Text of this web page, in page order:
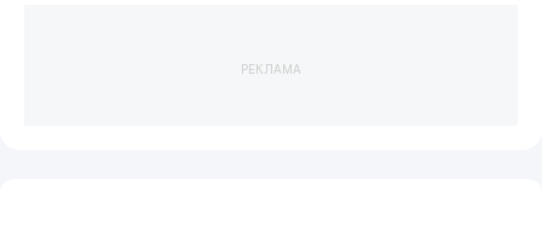
РЕКЛАМА